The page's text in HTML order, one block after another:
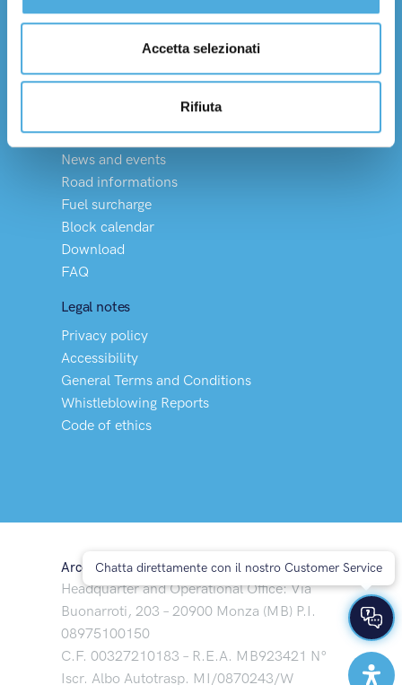
Accetta selezionati
Rifiuta
Integrated logistic
Dedicated solutions
Dangerous goods
Magazine
News and events
Road informations
Fuel surcharge
Block calendar
Download
FAQ
Legal notes
Privacy policy
Accessibility
General Terms and Conditions
Whistleblowing Reports
Code of ethics
Arco Spedizioni S.p.A
Headquarter and Operational Office: Via
Buonarroti, 203 – 20900 Monza (MB) P.I.
08975100150
C.F. 00327210183 – R.E.A. MB923421 N°
Iscr. Albo Autotrasp. MI/0870243/W
Chatta direttamente con il nostro Customer Service